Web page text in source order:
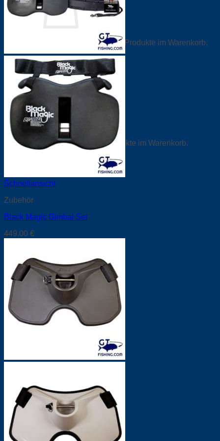
Es befinden sich keine Produkte im Warenkorb.
Zurück zum Shop
0
Warenkorb
Es befinden sich keine Produkte im Warenkorb.
Schnellansicht
Zubehör
Black Magic Gimbal Set
449,00 €